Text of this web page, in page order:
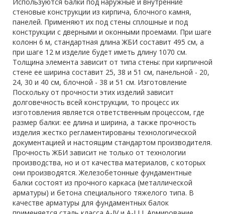
стеновые конструкции из кирпича, блочного камня,
панелей. Применяют их под стены сплошные и под
конструкции с дверными и оконными проемами. При шаге
колонн 6 м, стандартная длина ЖБИ составит 495 см, а
при шаге 12 м изделие будет иметь длину 1070 см.
Толщина элемента зависит от типа стены: при кирпичной
стене ее ширина составит 25, 38 и 51 см, панельной - 20,
24, 30 и 40 см, блочной - 38 и 51 см. Изготовление
Поскольку от прочности этих изделий зависит
долговечность всей конструкции, то процесс их
изготовления является ответственным процессом, где
размер балки: ее длина и ширина, а также прочность
изделия жестко регламентированы технологической
документацией и настоящим стандартом производителя.
Прочность ЖБИ зависит не только от технологии
производства, но и от качества материалов, с которых
они производятся. Железобетонные фундаментные
балки состоят из прочного каркаса (металлической
арматуры) и бетона специального тяжелого типа. В
качестве арматуры для фундаментных балок